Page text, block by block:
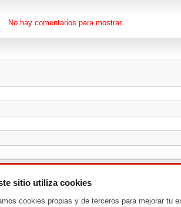
No hay comentarios para mostrar.
sitio utiliza cookies
cookies propias y de terceros para mejorar tu